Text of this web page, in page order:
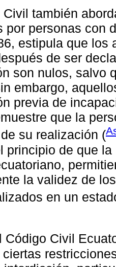
Civil también
por personas con
estipula que los
de ser
son nulos, salvo
embargo,
previa de
que la
su realización (
principio de que
la validez de
en un
Código Civil